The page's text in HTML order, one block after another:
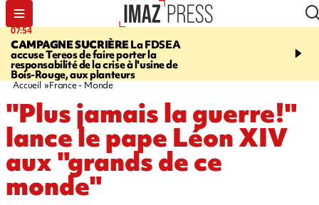
07:54
CAMPAGNE SUCRIÈRELa FDSEA
accuse Tereos de faire porter la
responsabilité de la crise à l'usine de
Bois-Rouge, aux planteurs
09:38
d'un lot de sauté de
Accueil France - Monde
"Plus jamais la guerre!"
lance le pape Léon XIV
aux "grands de ce
monde"